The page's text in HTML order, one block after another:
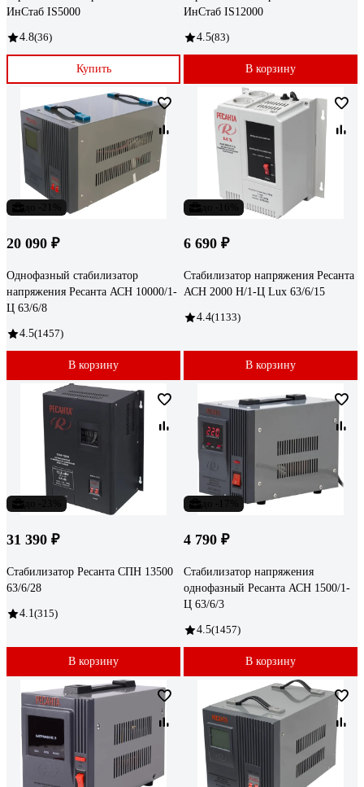
ИнСтаб IS5000
4.8(36)
Купить
ИнСтаб IS12000
4.5(83)
В корзину
20 090 ₽
Однофазный стабилизатор
напряжения Ресанта АСН 10000/1-
Ц 63/6/8
4.5(1457)
В корзину
6 690 ₽
Стабилизатор напряжения Ресанта
АСН 2000 Н/1-Ц Lux 63/6/15
4.4(1133)
В корзину
31 390 ₽
Стабилизатор Ресанта СПН 13500
63/6/28
4.1 (315)
В корзину
4 790 ₽
Стабилизатор напряжения
однофазный Ресанта АСН 1500/1-
Ц 63/6/3
4.5(1457)
В корзину